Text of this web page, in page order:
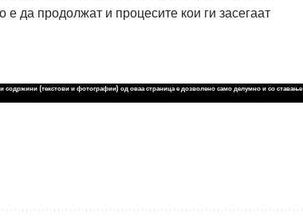
да продолжат и процесите кои ги засегаат
(текстови и фотографии) од оваа страница е дозволено само делумно и со ставање